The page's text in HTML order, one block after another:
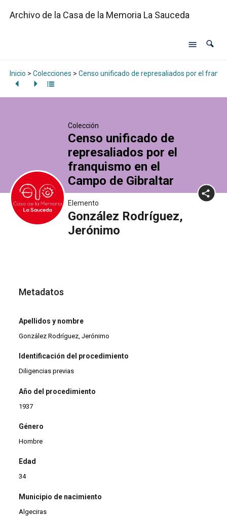
Archivo de la Casa de la Memoria La Sauceda
Inicio > Colecciones > Censo unificado de represaliados por el
Colección
Censo unificado de
represaliados por el
franquismo en el
Campo de Gibraltar
Elemento
González Rodríguez,
Jerónimo
Metadatos
Apellidos y nombre
González Rodríguez, Jerónimo
Identificación del procedimiento
Diligencias previas
Año del procedimiento
1937
Género
Hombre
Edad
34
Municipio de nacimiento
Algeciras